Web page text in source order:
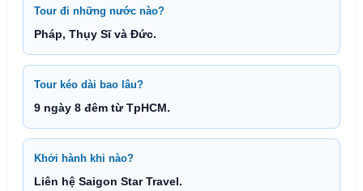
Tour đi những nước nào?
Pháp, Thụy Sĩ và Đức.
Tour kéo dài bao lâu?
9 ngày 8 đêm từ TpHCM.
Khởi hành khi nào?
Liên hệ Saigon Star Travel.